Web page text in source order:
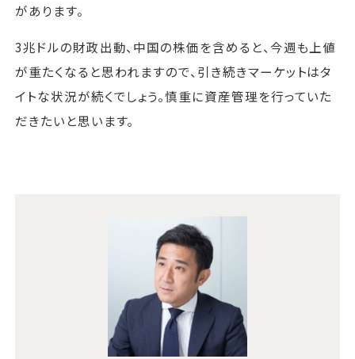
があります。
3兆ドルの財政出動、中国の株価を含めると、今週も上値
が重たくなると思われますので、引き続きマーケットはタ
イトな状況が続くでしょう。慎重に資産管理を行っていた
だきたいと思います。